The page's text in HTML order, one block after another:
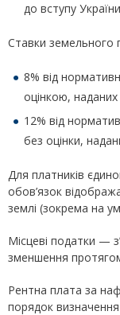
до вступу
Ставки земельного
8% від
оцінкою,
12% від
без оцінки,
Для платників
обов’язок
землі (зокрема на
Місцеві податки —
зменшення
Рентна плата за
порядок